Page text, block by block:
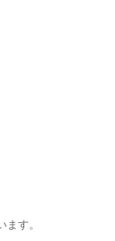
す。